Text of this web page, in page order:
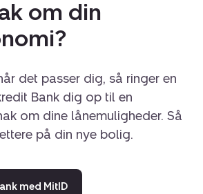
om din
det passer dig, så ringer en
Bank dig op til en
om dine lånemuligheder. Så
på din nye bolig.
med MitID